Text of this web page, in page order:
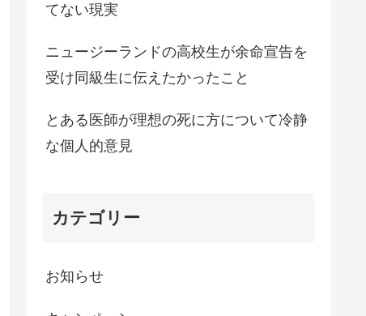
てない現実
ニュージーランドの高校生が余命宣告を
受け同級生に伝えたかったこと
とある医師が理想の死に方について冷静
な個人的意見
カテゴリー
お知らせ